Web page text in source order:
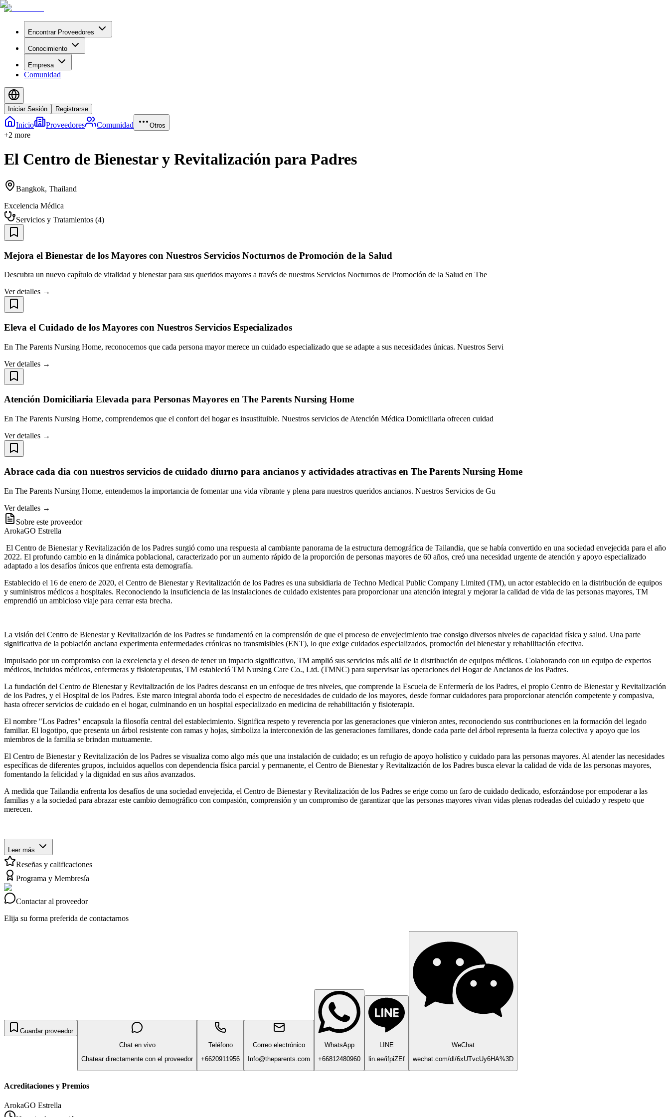
Encontrar Proveedores
Conocimiento
Empresa
Comunidad
Iniciar Sesión Registrarse
Inicio Proveedores Comunidad Otros
+2 more
El Centro de Bienestar y Revitalización para Padres
Bangkok, Thailand
Excelencia Médica
Servicios y Tratamientos (4)
Mejora el Bienestar de los Mayores con Nuestros Servicios Nocturnos de Promoción de la Salud
Descubra un nuevo capítulo de vitalidad y bienestar para sus queridos mayores a través de nuestros Servicios Nocturnos de Promoción de la Salud en The
Ver detalles →
Eleva el Cuidado de los Mayores con Nuestros Servicios Especializados
En The Parents Nursing Home, reconocemos que cada persona mayor merece un cuidado especializado que se adapte a sus necesidades únicas. Nuestros Servi
Ver detalles →
Atención Domiciliaria Elevada para Personas Mayores en The Parents Nursing Home
En The Parents Nursing Home, comprendemos que el confort del hogar es insustituible. Nuestros servicios de Atención Médica Domiciliaria ofrecen cuidad
Ver detalles →
Abrace cada día con nuestros servicios de cuidado diurno para ancianos y actividades atractivas en The Parents Nursing Home
En The Parents Nursing Home, entendemos la importancia de fomentar una vida vibrante y plena para nuestros queridos ancianos. Nuestros Servicios de Gu
Ver detalles →
Sobre este proveedor
ArokaGO Estrella
El Centro de Bienestar y Revitalización de los Padres surgió como una respuesta al cambiante panorama de la estructura demográfica de Tailandia, que se había convertido en una sociedad envejecida para el año
2022. El profundo cambio en la dinámica poblacional, caracterizado por un aumento rápido de la proporción de personas mayores de 60 años, creó una necesidad urgente de atención y apoyo especializado
adaptado a los desafíos únicos que enfrenta esta demografía.
Establecido el 16 de enero de 2020, el Centro de Bienestar y Revitalización de los Padres es una subsidiaria de Techno Medical Public Company Limited (TM), un actor establecido en la distribución de equipos
y suministros médicos a hospitales. Reconociendo la insuficiencia de las instalaciones de cuidado existentes para proporcionar una atención integral y mejorar la calidad de vida de las personas mayores, TM
emprendió un ambicioso viaje para cerrar esta brecha.
La visión del Centro de Bienestar y Revitalización de los Padres se fundamentó en la comprensión de que el proceso de envejecimiento trae consigo diversos niveles de capacidad física y salud. Una parte
significativa de la población anciana experimenta enfermedades crónicas no transmisibles (ENT), lo que exige cuidados especializados, promoción del bienestar y rehabilitación efectiva.
Impulsado por un compromiso con la excelencia y el deseo de tener un impacto significativo, TM amplió sus servicios más allá de la distribución de equipos médicos. Colaborando con un equipo de expertos
médicos, incluidos médicos, enfermeras y fisioterapeutas, TM estableció TM Nursing Care Co., Ltd. (TMNC) para supervisar las operaciones del Hogar de Ancianos de los Padres.
La fundación del Centro de Bienestar y Revitalización de los Padres descansa en un enfoque de tres niveles, que comprende la Escuela de Enfermería de los Padres, el propio Centro de Bienestar y Revitalización
de los Padres, y el Hospital de los Padres. Este marco integral aborda todo el espectro de necesidades de cuidado de los mayores, desde formar cuidadores para proporcionar atención competente y compasiva,
hasta ofrecer servicios de cuidado en el hogar, culminando en un hospital especializado en medicina de rehabilitación y fisioterapia.
El nombre "Los Padres" encapsula la filosofía central del establecimiento. Significa respeto y reverencia por las generaciones que vinieron antes, reconociendo sus contribuciones en la formación del legado
familiar. El logotipo, que presenta un árbol resistente con ramas y hojas, simboliza la interconexión de las generaciones familiares, donde cada parte del árbol representa la fuerza colectiva y apoyo que los
miembros de la familia se brindan mutuamente.
El Centro de Bienestar y Revitalización de los Padres se visualiza como algo más que una instalación de cuidado; es un refugio de apoyo holístico y cuidado para las personas mayores. Al atender las necesidades
específicas de diferentes grupos, incluidos aquellos con dependencia física parcial y permanente, el Centro de Bienestar y Revitalización de los Padres busca elevar la calidad de vida de las personas mayores,
fomentando la felicidad y la dignidad en sus años avanzados.
A medida que Tailandia enfrenta los desafíos de una sociedad envejecida, el Centro de Bienestar y Revitalización de los Padres se erige como un faro de cuidado dedicado, esforzándose por empoderar a las
familias y a la sociedad para abrazar este cambio demográfico con compasión, comprensión y un compromiso de garantizar que las personas mayores vivan vidas plenas rodeadas del cuidado y respeto que
merecen.
Leer más
Reseñas y calificaciones
Programa y Membresía
Contactar al proveedor
Elija su forma preferida de contactarnos
Guardar proveedor
Chat en vivo
Chatear directamente con el proveedor
Teléfono
+6620911956
Correo electrónico
Info@theparents.com
WhatsApp
+66812480960
LINE
lin.ee/ifpiZEf
WeChat
wechat.com/dl/6xUTvcUy6HA%3D
Acreditaciones y Premios
ArokaGO Estrella